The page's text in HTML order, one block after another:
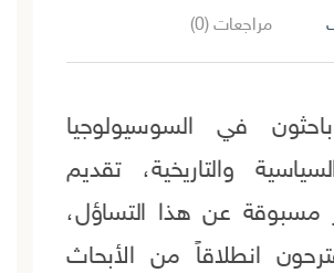
مراجعات (0)
في السوسيولوجيا
والتاريخية، تقديم
مسبوقة عن هذا التساؤل،
انطلاقاً من الأبحاث